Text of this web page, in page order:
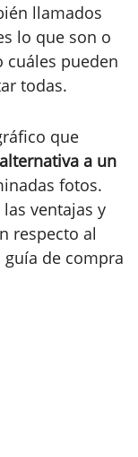
llamados
lo que son o
pueden
todas.
que
a un
fotos.
ventajas y
respecto al
de compra